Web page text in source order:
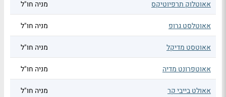
אאוטלוק תרפיוטיקס מניה חו"ל
אאוטלסט גרופ מניה חו"ל
אאוטסט מדיקל מניה חו"ל
אאוטפרונט מדיה מניה חו"ל
אאולט בייבי קר מניה חו"ל